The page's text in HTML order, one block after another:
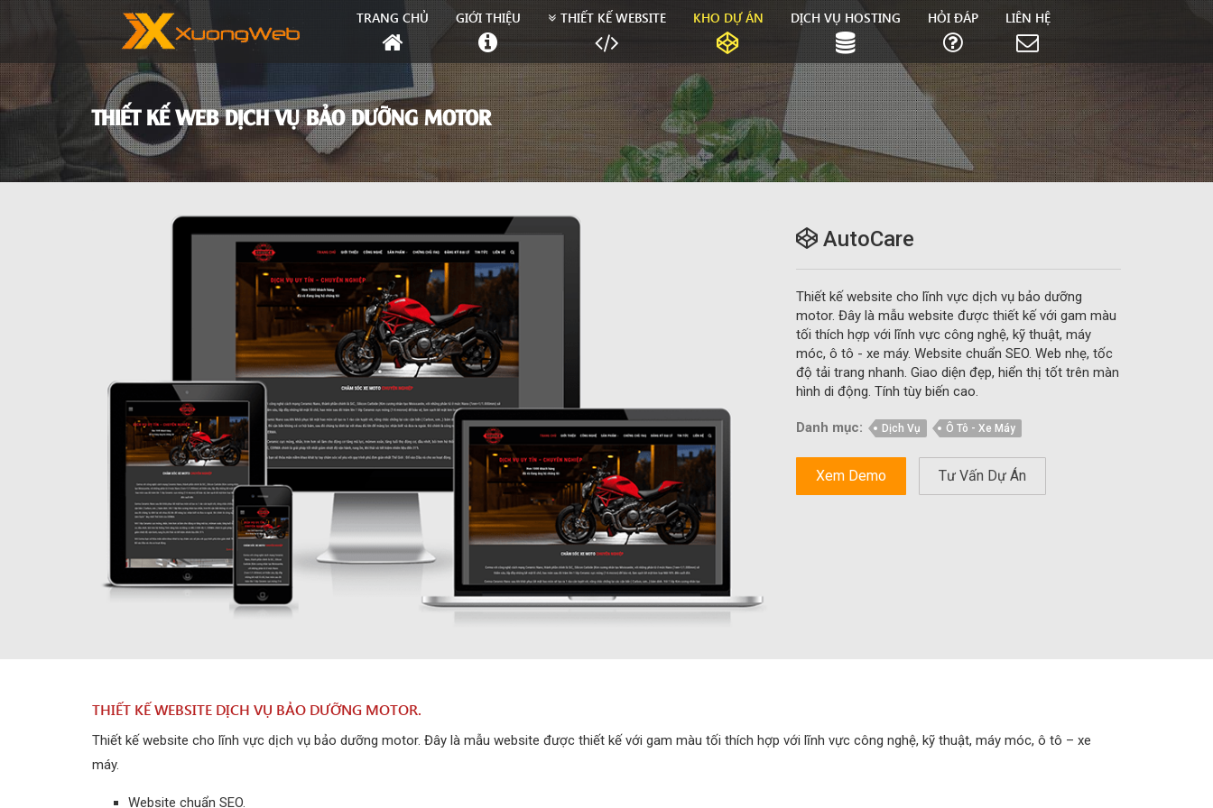
TRANG CHỦ GIỚI THIỆU THIẾT KẾ WEBSITE KHO DỰ ÁN DỊCH VỤ HOSTING HỎI ĐÁP LIÊN HỆ
THIẾT KẾ WEB DỊCH VỤ BẢO DƯỠNG MOTOR
AutoCare
Thiết kế website cho lĩnh vực dịch vụ bảo dưỡng
motor. Đây là mẫu website được thiết kế với gam màu
tối thích hợp với lĩnh vực công nghệ, kỹ thuật, máy
móc, ô tô - xe máy. Website chuẩn SEO. Web nhẹ, tốc
độ tải trang nhanh. Giao diện đẹp, hiển thị tốt trên màn
hình di động. Tính tùy biến cao.
Danh mục: Dịch Vụ Ô Tô - Xe Máy
Xem Demo Tư Vấn Dự Án
THIẾT KẾ WEBSITE DỊCH VỤ BẢO DƯỠNG MOTOR.
Thiết kế website cho lĩnh vực dịch vụ bảo dưỡng motor. Đây là mẫu website được thiết kế với gam màu tối thích hợp với lĩnh vực công nghệ, kỹ thuật, máy móc, ô tô – xe
máy.
Website chuẩn SEO.